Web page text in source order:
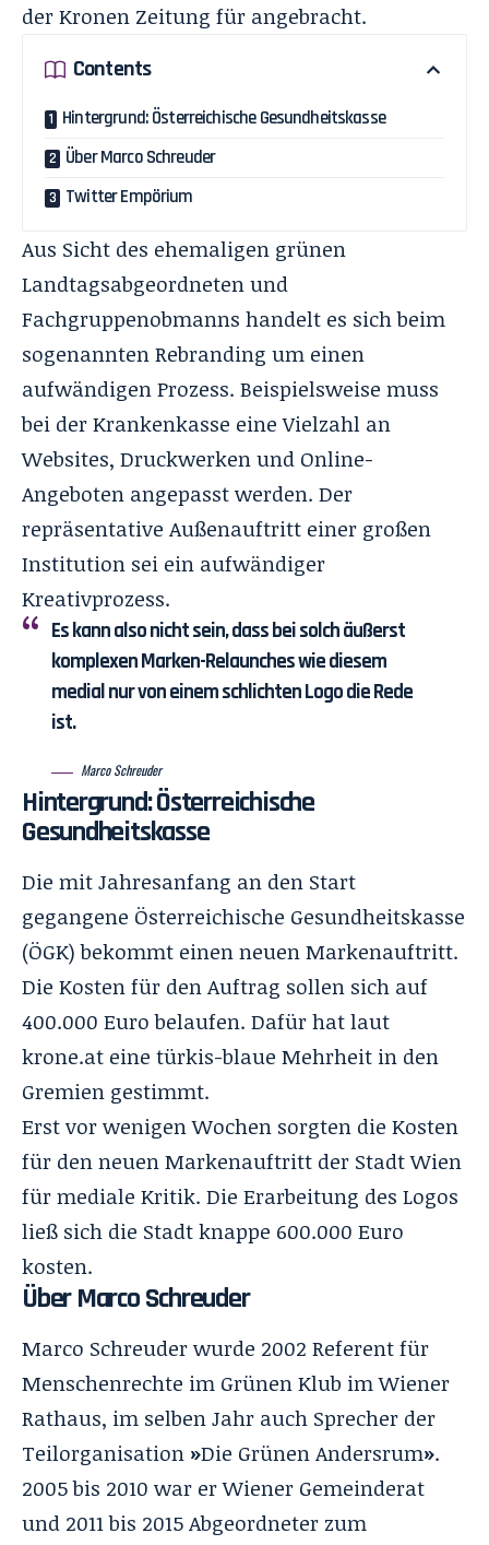
derKronen Zeitung für angebracht.
Contents
Hintergrund: Österreichische Gesundheitskasse
Über Marco Schreuder
Twitter Empörium
Aus Sicht des ehemaligen grünen
Landtagsabgeordneten und
Fachgruppenobmanns handelt es sich beim
sogenannten Rebranding um einen
aufwändigen Prozess. Beispielsweise muss
bei der Krankenkasse eine Vielzahl an
Websites, Druckwerken und Online-
Angeboten angepasst werden. Der
repräsentative Außenauftritt einer großen
Institution sei ein aufwändiger
Kreativprozess.
Es kann also nicht sein, dass bei solch äußerst
komplexen Marken-Relaunches wie diesem
medial nur von einem schlichten Logo die Rede
ist.
Marco Schreuder
Hintergrund: Österreichische
Gesundheitskasse
Die mit Jahresanfang an den Start
gegangene Österreichische Gesundheitskasse
(ÖGK) bekommt einen neuen Markenauftritt.
Die Kosten für den Auftrag sollen sich auf
400.000 Euro belaufen. Dafür hat laut
krone.at eine türkis-blaue Mehrheit in den
Gremien gestimmt.
Erst vor wenigen Wochen sorgten die Kosten
für den neuen Markenauftritt der Stadt Wien
für mediale Kritik. Die Erarbeitung des Logos
ließ sich die Stadt knappe 600.000 Euro
kosten.
Über Marco Schreuder
Marco Schreuder wurde 2002 Referent für
Menschenrechte im Grünen Klub im Wiener
Rathaus, im selben Jahr auch Sprecher der
Teilorganisation »Die Grünen Andersrum».
2005 bis 2010 war er Wiener Gemeinderat
und 2011 bis 2015 Abgeordneter zum